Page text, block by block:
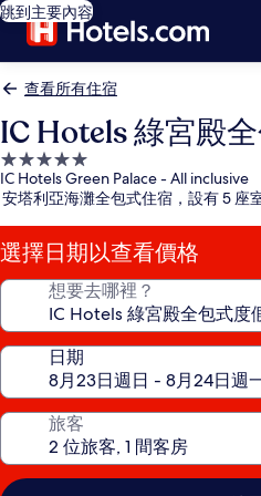
跳到主要內容
查看所有住宿
IC Hotels 綠宮殿
5.0
星
級
住
宿
IC Hotels Green Palace - All inclusive
安塔利亞海灘全包式住宿，設有 5 座
選擇日期以查看價格
想要去哪裡？
日期
旅客